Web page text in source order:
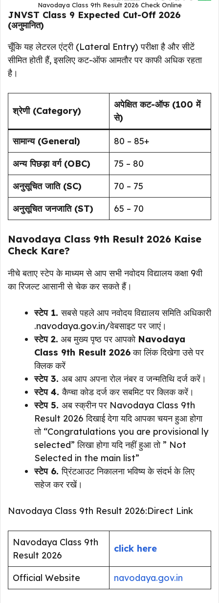
Navodaya Class 9th Result 2026 Check Online
JNVST Class 9 Expected Cut-Off 2026
(अनुमानित)
चूँकि यह लेटरल एंट्री (Lateral Entry) परीक्षा है और सीटें
सीमित होती हैं, इसलिए कट-ऑफ आमतौर पर काफी अधिक रहता
है।
श्रेणी (Category)
अपेक्षित कट-ऑफ (100 में
से)
सामान्य (General)
80 – 85+
अन्य पिछड़ा वर्ग (OBC)
75 – 80
अनुसूचित जाति (SC)
70 – 75
अनुसूचित जनजाति (ST)
65 – 70
Navodaya Class 9th Result 2026 Kaise
Check Kare?
नीचे बताए स्टेप के माध्यम से आप सभी नवोदय विद्यालय कक्षा 9वी
का रिजल्ट आसानी से चेक कर सकते हैं।
स्टेप 1.सबसे पहले आप नवोदय विद्यालय समिति अधिकारी
.navodaya.gov.in/वेबसाइट पर जाएं।
स्टेप 2. अब मुख्य पृष्ठ पर आपको Navodaya
Class 9th Result 2026का लिंक दिखेगा उसे पर
क्लिक करें
स्टेप 3. अब आप अपना रोल नंबर व जन्मतिथि दर्ज करें।
स्टेप 4.कैप्चा कोड दर्ज कर सबमिट पर क्लिक करें।
स्टेप 5. अब स्क्रीन पर Navodaya Class 9th
Result 2026 दिखाई देगा यदि आपका चयन हुआ होगा
तो “Congratulations you are provisional ly
selected” लिखा होगा यदि नहीं हुआ तो ” Not
Selected in the main list”
स्टेप 6.प्रिंटआउट निकालना भविष्य के संदर्भ के लिए
सहेज कर रखें।
Navodaya Class 9th Result 2026:Direct Link
Navodaya Class 9th
Result 2026
click here
Official Website navodaya.gov.in